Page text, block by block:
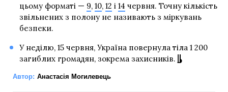
цьому форматі — 9, 10, 12 і 14 червня. Точну кількість
звільнених з полону не називають з міркувань
безпеки.
У неділю, 15 червня, Україна повернула тіла 1 200
загиблих громадян, зокрема захисників.
Автор: Анастасія Могилевець